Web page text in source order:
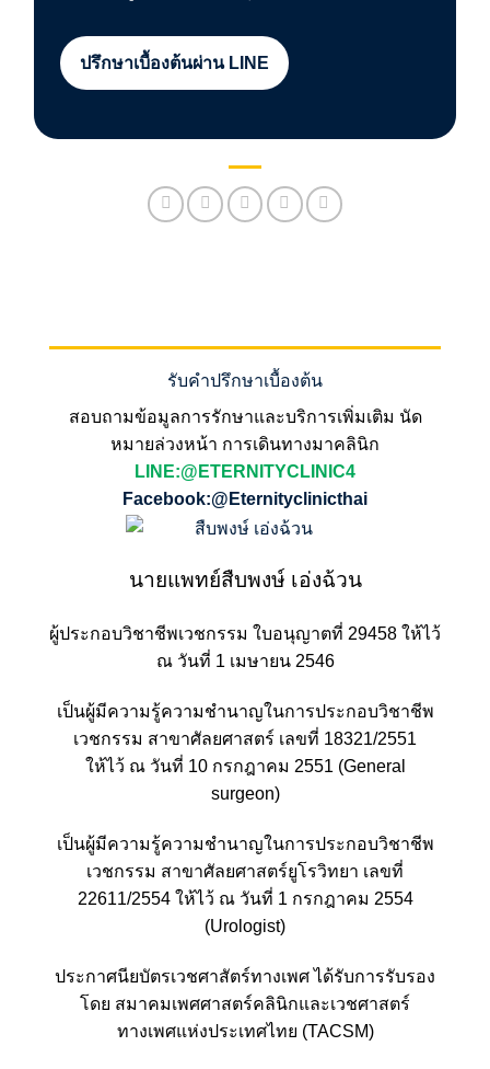
ปรึกษาเบื้องต้นผ่าน LINE
รับคำปรึกษาเบื้องต้น
สอบถามข้อมูลการรักษาและบริการเพิ่มเติม นัด
หมายล่วงหน้า การเดินทางมาคลินิก
LINE:@ETERNITYCLINIC4
Facebook:@Eternityclinicthai
นายแพทย์สืบพงษ์ เอ่งฉ้วน
ผู้ประกอบวิชาชีพเวชกรรม ใบอนุญาตที่ 29458 ให้ไว้
ณ วันที่ 1 เมษายน 2546
เป็นผู้มีความรู้ความชำนาญในการประกอบวิชาชีพ
เวชกรรม สาขาศัลยศาสตร์ เลขที่ 18321/2551
ให้ไว้ ณ วันที่ 10 กรกฎาคม 2551 (General
surgeon)
เป็นผู้มีความรู้ความชำนาญในการประกอบวิชาชีพ
เวชกรรม สาขาศัลยศาสตร์ยูโรวิทยา เลขที่
22611/2554 ให้ไว้ ณ วันที่ 1 กรกฎาคม 2554
(Urologist)
ประกาศนียบัตรเวชศาสัตร์ทางเพศ ได้รับการรับรอง
โดย สมาคมเพศศาสตร์คลินิกและเวชศาสตร์
ทางเพศแห่งประเทศไทย (TACSM)